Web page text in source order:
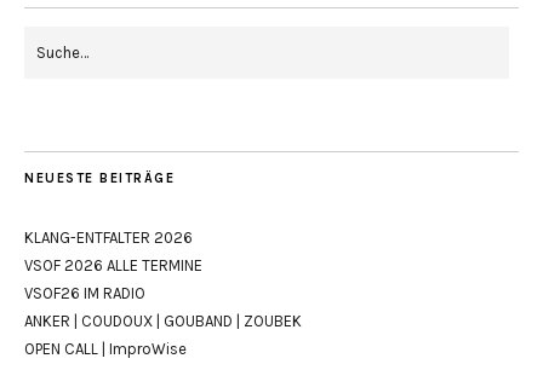
NEUESTE BEITRÄGE
KLANG-ENTFALTER 2026
VSOF 2026 ALLE TERMINE
VSOF26 IM RADIO
ANKER | COUDOUX | GOUBAND | ZOUBEK
OPEN CALL | ImproWise